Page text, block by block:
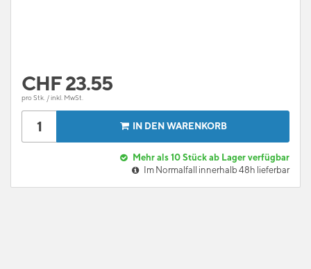
CHF23.55
pro Stk. / inkl. MwSt.
IN DEN WARENKORB
Mehr als 10 Stück ab Lager verfügbar
Im Normalfall innerhalb 48h lieferbar